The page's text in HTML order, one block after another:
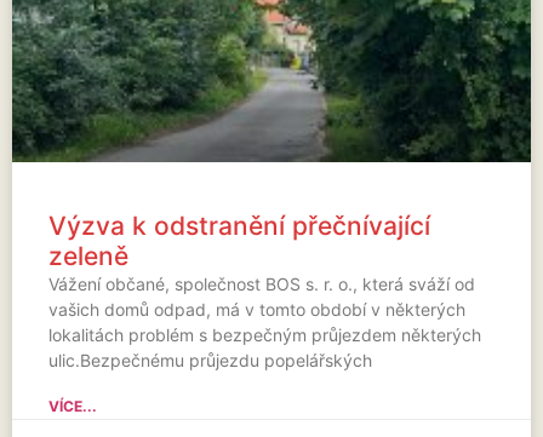
Výzva k odstranění přečnívající
zeleně
Vážení občané, společnost BOS s. r. o., která sváží od
vašich domů odpad, má v tomto období v některých
lokalitách problém s bezpečným průjezdem některých
ulic.Bezpečnému průjezdu popelářských
VÍCE...